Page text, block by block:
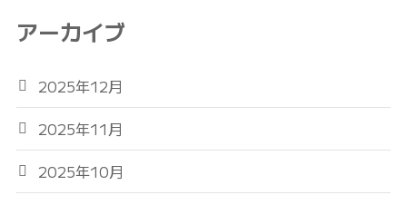
アーカイブ
2025年12月
2025年11月
2025年10月